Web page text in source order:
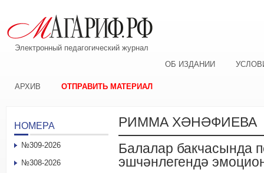
Электронный педагогический журнал
ОБ ИЗДАНИИ
АРХИВ ОТПРАВИТЬ МАТЕРИАЛ
РИММА ХӘНӘФИЕВА
Балалар бакчасында
эшчәнлегендә
НОМЕРА
№309-2026
№308-2026